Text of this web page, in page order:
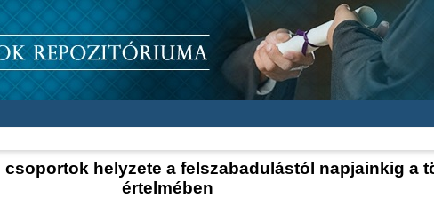
helyzete a felszabadulástól napjainkig a
értelmében